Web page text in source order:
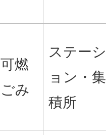
可燃
ごみ
ステーシ
ョン・集
積所